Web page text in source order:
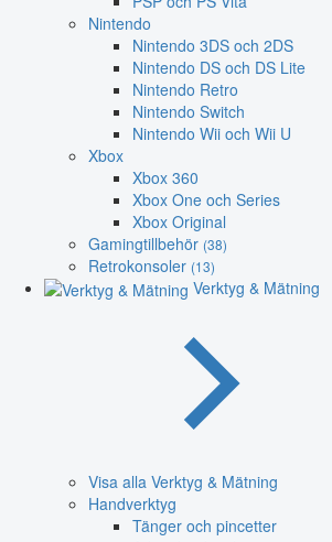
Nintendo
Nintendo 3DS och 2DS
Nintendo DS och DS Lite
Nintendo Retro
Nintendo Switch
Nintendo Wii och Wii U
Xbox
Xbox 360
Xbox One och Series
Xbox Original
Gamingtillbehör (38)
Retrokonsoler (13)
Verktyg & Mätning
Visa alla Verktyg & Mätning
Handverktyg
Tänger och pincetter